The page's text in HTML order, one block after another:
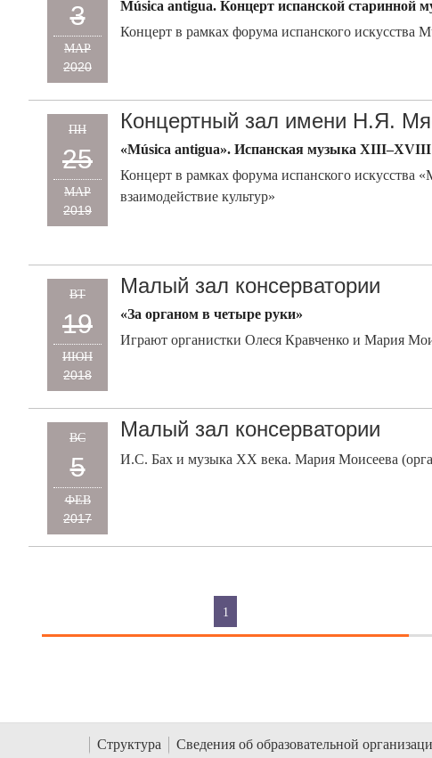
3
МАР
2020
Música antigua. Концерт испанской старинной
Концерт в рамках форума испанского искусства
ПН
25
МАР
2019
Концертный зал имени Н.Я.
«Música antigua». Испанская музыка XIII–XVIII
Концерт в рамках форума испанского искусства
взаимодействие культур»
ВТ
19
ИЮН
2018
Малый зал консерватории
«За органом в четыре руки»
Играют органистки Олеся Кравченко и Мария
ВС
5
ФЕВ
2017
Малый зал консерватории
И.С. Бах и музыка ХХ века. Мария Моисеева
1
Структура Сведения об образовательной